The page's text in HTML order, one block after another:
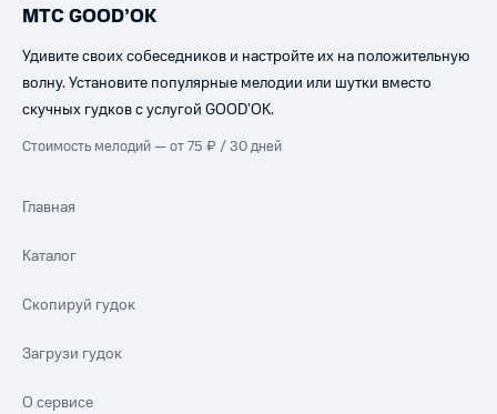
МТС GOOD’OK
Удивите своих собеседников и настройте их на положительную
волну. Установите популярные мелодии или шутки вместо
скучных гудков с услугой GOOD’OK.
Стоимость мелодий — от 75 ₽ / 30 дней
Главная
Каталог
Скопируй гудок
Загрузи гудок
О сервисе